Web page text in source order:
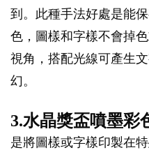
到。此種手法好處是能
色，圖樣和字樣不會掉
視角，搭配光線可產生
幻。
3.水晶獎盃噴墨彩
是將圖樣或字樣印製在